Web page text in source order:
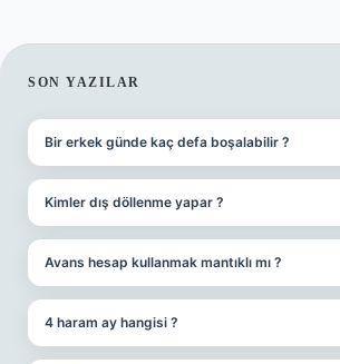
SIDEBAR
SON YAZILAR
Bir erkek günde kaç defa boşalabilir ?
Kimler dış döllenme yapar ?
Avans hesap kullanmak mantıklı mı ?
4 haram ay hangisi ?